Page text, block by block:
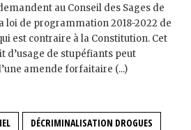
au Conseil des Sages de
loi de programmation 2018-2022 de
est contraire à la Constitution. Cet
d’usage de stupéfiants peut
amende forfaitaire (...)
DÉCRIMINALISATION DROGUES